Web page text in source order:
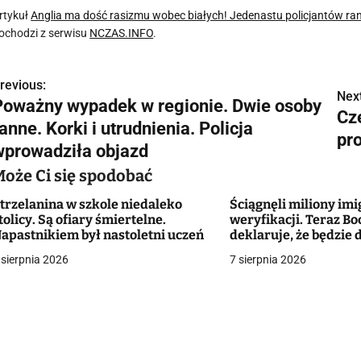
Anglia ma dość rasizmu wobec białych! Jedenastu policjantów
z serwisu NCZAS.INFO.
wypadek w regionie. Dwie osoby
Korki i utrudnienia. Policja
objazd
Ci się spodobać
w szkole niedaleko
Są ofiary śmiertelne.
był nastoletni uczeń
2026
Ściągnęli miliony
weryfikacji. Teraz
deklaruje, że będzie
7 sierpnia 2026